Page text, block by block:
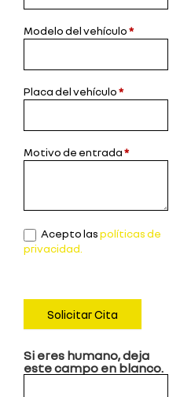
Modelo del vehículo*
Placa del vehículo*
Motivo de entrada*
Acepto laspolíticas de
privacidad.
Solicitar Cita
Si eres humano, deja
este campo en blanco.